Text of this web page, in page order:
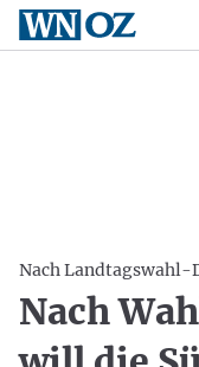
Nach Landtagswahl-
Nach